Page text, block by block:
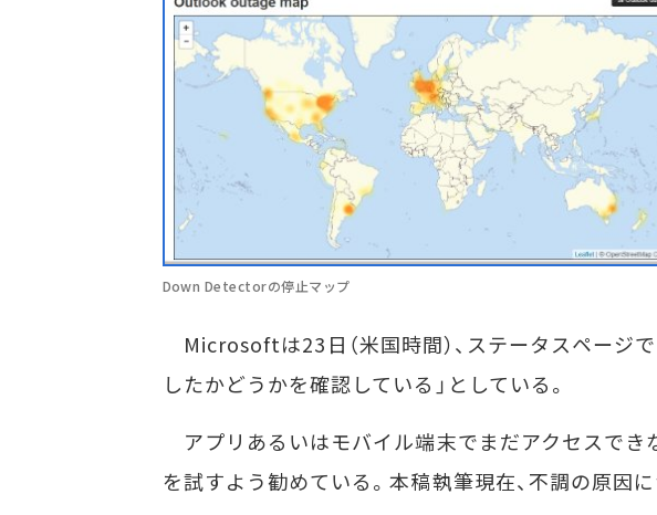
Down Detectorの停止マップ
Microsoftは23日（米国時間）、ステータスページ
したかどうかを確認している」としている。
アプリあるいはモバイル端末でまだアクセスでき
を試すよう勧めている。本稿執筆現在、不調の原因